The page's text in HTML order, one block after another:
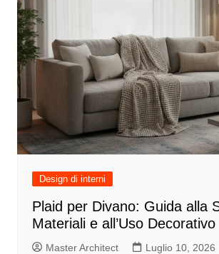
Design di interni
Plaid per Divano: Guida alla
Materiali e all’Uso Decorativo
Master Architect Luglio 10, 2026